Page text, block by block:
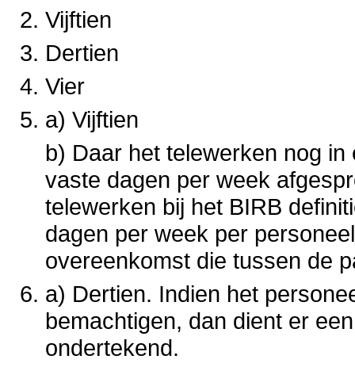
Vijftien
Dertien
Vier
a) Vijftien
b) Daar het telewerken nog
vaste dagen per week
telewerken bij het BIRB
dagen per week per
overeenkomst die tussen de
a) Dertien. Indien het
bemachtigen, dan dient er
ondertekend.